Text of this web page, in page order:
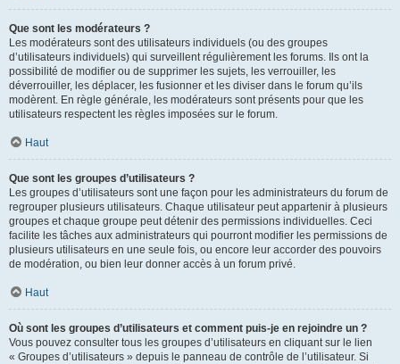
Que sont les modérateurs ?
Les modérateurs sont des utilisateurs individuels (ou des groupes
d’utilisateurs individuels) qui surveillent régulièrement les forums. Ils ont la
possibilité de modifier ou de supprimer les sujets, les verrouiller, les
déverrouiller, les déplacer, les fusionner et les diviser dans le forum qu’ils
modèrent. En règle générale, les modérateurs sont présents pour que les
utilisateurs respectent les règles imposées sur le forum.
Haut
Que sont les groupes d’utilisateurs ?
Les groupes d’utilisateurs sont une façon pour les administrateurs du forum de
regrouper plusieurs utilisateurs. Chaque utilisateur peut appartenir à plusieurs
groupes et chaque groupe peut détenir des permissions individuelles. Ceci
facilite les tâches aux administrateurs qui pourront modifier les permissions de
plusieurs utilisateurs en une seule fois, ou encore leur accorder des pouvoirs
de modération, ou bien leur donner accès à un forum privé.
Haut
Où sont les groupes d’utilisateurs et comment puis-je en rejoindre un ?
Vous pouvez consulter tous les groupes d’utilisateurs en cliquant sur le lien
« Groupes d’utilisateurs » depuis le panneau de contrôle de l’utilisateur. Si